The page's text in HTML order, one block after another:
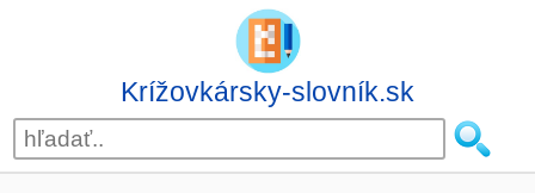
Krížovkársky-slovník.sk